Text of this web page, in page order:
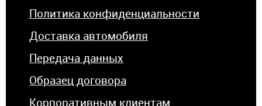
Политика конфиденциальности
Доставка автомобиля
Передача данных
Образец договора
Корпоративным клиентам